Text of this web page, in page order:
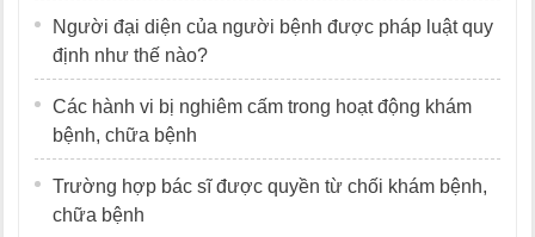
Người đại diện của người bệnh được pháp luật quy
định như thế nào?
Các hành vi bị nghiêm cấm trong hoạt động khám
bệnh, chữa bệnh
Trường hợp bác sĩ được quyền từ chối khám bệnh,
chữa bệnh